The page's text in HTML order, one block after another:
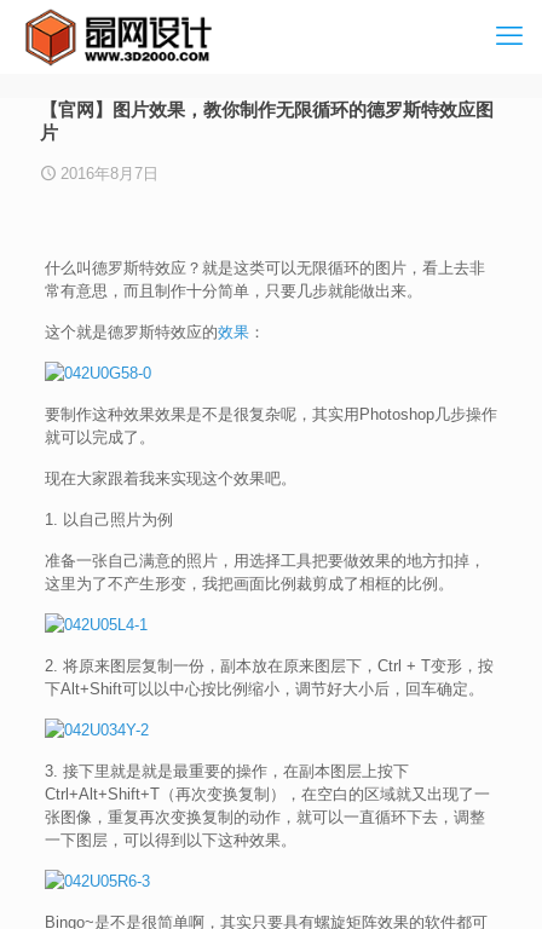
【官网】图片效果，教你制作无限循环的德罗斯特效应图
片
2016年8月7日
什么叫德罗斯特效应？就是这类可以无限循环的图片，看上去非
常有意思，而且制作十分简单，只要几步就能做出来。
这个就是德罗斯特效应的效果：
要制作这种效果效果是不是很复杂呢，其实用Photoshop几步操作
就可以完成了。
现在大家跟着我来实现这个效果吧。
1. 以自己照片为例
准备一张自己满意的照片，用选择工具把要做效果的地方扣掉，
这里为了不产生形变，我把画面比例裁剪成了相框的比例。
2. 将原来图层复制一份，副本放在原来图层下，Ctrl + T变形，按
下Alt+Shift可以以中心按比例缩小，调节好大小后，回车确定。
3. 接下里就是就是最重要的操作，在副本图层上按下
Ctrl+Alt+Shift+T（再次变换复制），在空白的区域就又出现了一
张图像，重复再次变换复制的动作，就可以一直循环下去，调整
一下图层，可以得到以下这种效果。
Bingo~是不是很简单啊，其实只要具有螺旋矩阵效果的软件都可